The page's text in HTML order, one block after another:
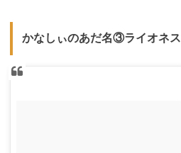
かなしぃのあだ名③ライオネス